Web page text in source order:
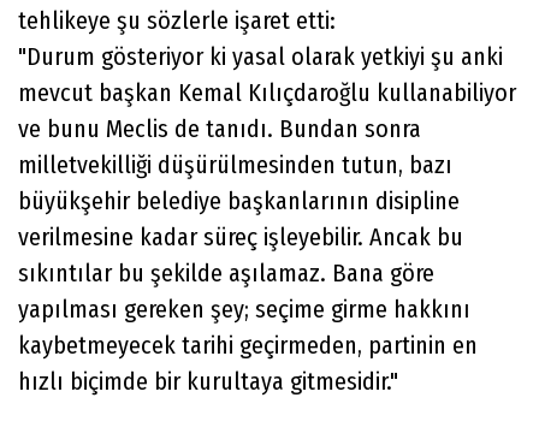
tehlikeye şu sözlerle işaret etti:
"Durum gösteriyor ki yasal olarak yetkiyi şu anki
mevcut başkan Kemal Kılıçdaroğlu kullanabiliyor
ve bunu Meclis de tanıdı. Bundan sonra
milletvekilliği düşürülmesinden tutun, bazı
büyükşehir belediye başkanlarının disipline
verilmesine kadar süreç işleyebilir. Ancak bu
sıkıntılar bu şekilde aşılamaz. Bana göre
yapılması gereken şey; seçime girme hakkını
kaybetmeyecek tarihi geçirmeden, partinin en
hızlı biçimde bir kurultaya gitmesidir."